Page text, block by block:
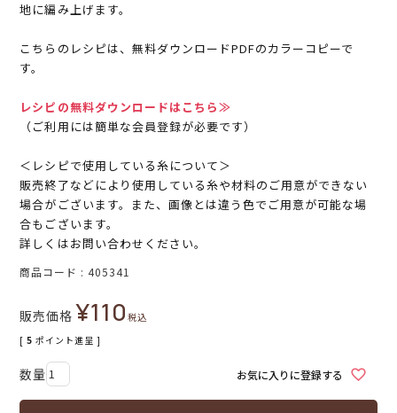
地に編み上げます。
こちらのレシピは、無料ダウンロードPDFのカラーコピーで
す。
レシピの無料ダウンロードはこちら≫
（ご利用には簡単な会員登録が必要です）
＜レシピで使用している糸について＞
販売終了などにより使用している糸や材料のご用意ができない
場合がございます。また、画像とは違う色でご用意が可能な場
合もございます。
詳しくはお問い合わせください。
商品コード 405341
販売価格 ¥110税込
[ 5 ポイント進呈 ]
お気に入りに登録する